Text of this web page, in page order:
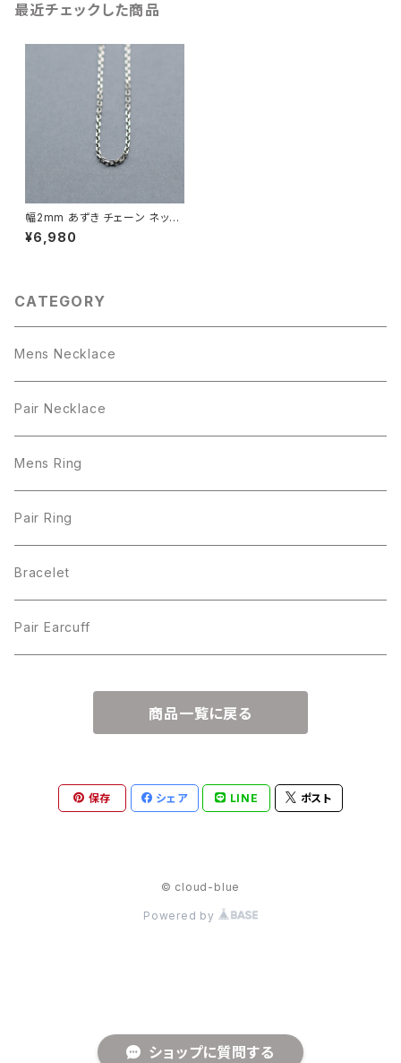
ショップに質問する
最近チェックした商品
幅2mm あずき チェーン ネック
レス シルバー925 メンズ ユニ
セックス
¥6,980
CATEGORY
Mens Necklace
Pair Necklace
Mens Ring
Pair Ring
Bracelet
Pair Earcuff
商品一覧に戻る
保存 シェア LINE ポスト
© cloud-blue
Powered by